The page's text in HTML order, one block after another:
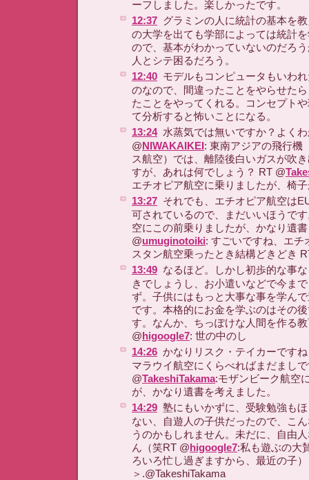
ーフしました。楽しかったです。
12:37 グラミンの人に統計の基本を
の大学を出ても学部によっては統計
ので、基本がわかっていないのだろ
人とシテ困るだろう。
12:40 モデルもコンピュータもいわ
のなので、間違ったことをやらせた
たことをやってくれる。コンセプト
て分析すると怖いことになる。
13:24 水蒸気では無いですか？よく
@NIWAKAIKEI: 東南アジアの飛行機
ス航空）では、離陸後白いガスが吹
すが、あれは何でしょう？ RT @
エチオピア航空に乗りましたが、椅
13:27 それでも、エチオピア航空は
可されているので、まだいいほうで
空にこの前乗りましたが、かなり遺
@umuginotoiki: すごいですね、エチ
スタン航空乗ったとき結構どきどき
13:49 なるほど。しかし初歩的な事
きでしょうし、お小遣いなどで今ま
ず。子供にはもっと大事な事を学ん
です。本格的にお金を学ぶのはその
す。なんか、ちっぽけな人間を作る
@higoogle7: 世の中のし
14:26 かなりリスク・テイカーです
マラウイ航空にくらべればまだまし
@TakeshiTakama:モザンビーク航空
が、かなり遺書を考えました。
14:29 塾にもいかずに、受験勉強も
ない、自遊人の子供だったので、こ
うのかもしれません。未だに、自由
ん（笑RT @higoogle7:私も遊ぶの大
ろいろ忙し過ぎますから、最近の子）
＞.@TakeshiTakama